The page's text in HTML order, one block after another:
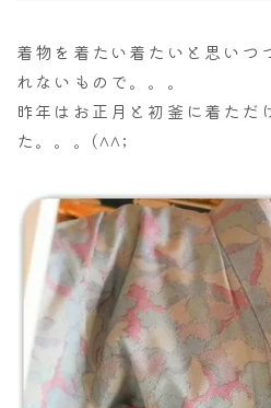
着物を着たい着たいと思いつ
れないもので。。。
昨年はお正月と初釜に着ただ
た。。。(^^;